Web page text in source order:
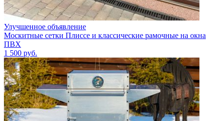
Улучшенное объявление
Москитные сетки Плиссе и классические рамочные на окна
ПВХ
1 500 руб.